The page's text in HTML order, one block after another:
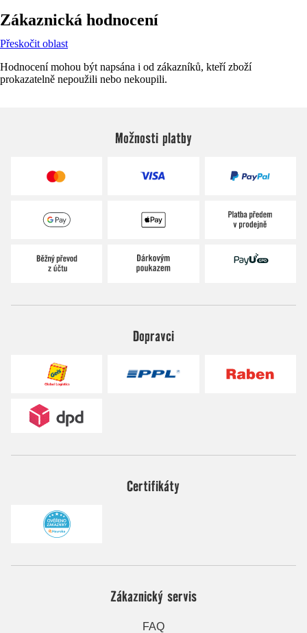
Zákaznická hodnocení
Přeskočit oblast
Hodnocení mohou být napsána i od zákazníků, kteří zboží
prokazatelně nepoužili nebo nekoupili.
Možnosti platby
Dopravci
Certifikáty
Zákaznický servis
FAQ